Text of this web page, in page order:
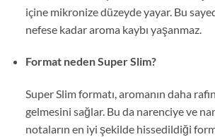
içine mikronize düzeyde yayar. Bu
nefese kadar aroma kaybı yaşanmaz.
Format neden Super Slim?
Super Slim formatı, aromanın daha
gelmesini sağlar. Bu da narenciye ve
notaların en iyi şekilde hissedildiği